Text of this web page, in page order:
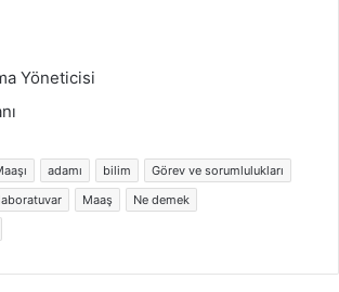
Yöneticisi
adamı bilim
Görev ve sorumlulukları
Maaş
Ne demek